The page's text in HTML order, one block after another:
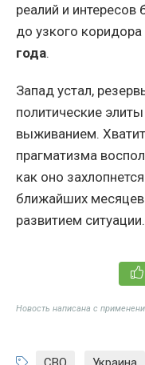
реалий и интересов
до узкого коридора
года.
Запад устал,
политические
выживанием.
прагматизма
как оно
ближайших
развитием ситуации.
Новость написана с